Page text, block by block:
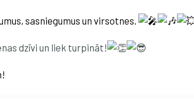
sasniegumus un virsotnes.
dzīvi un liek turpināt!